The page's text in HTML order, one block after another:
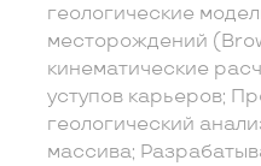
геологические
месторождений
кинематические
уступов карьеров;
геологический
массива;